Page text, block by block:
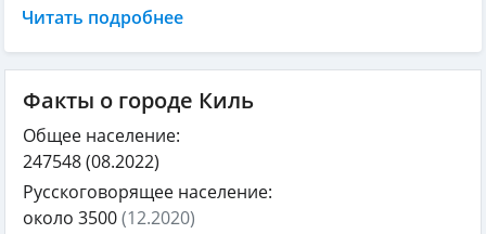
Читать подробнее
Факты о городе Киль
Общее население:
247548(08.2022)
Русскоговорящее население:
около 3500(12.2020)